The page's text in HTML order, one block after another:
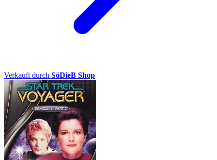
Verkauft durch SöDieB Shop